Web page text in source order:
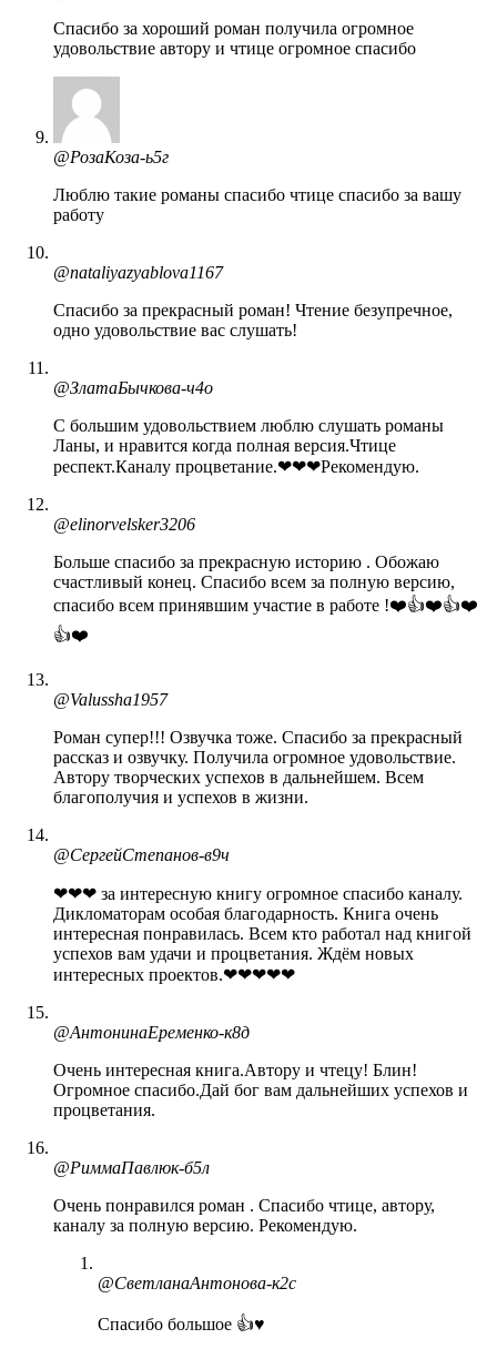
Спасибо за хороший роман получила огромное
удовольствие автору и чтице огромное спасибо
@РозаКоза-ь5г
Люблю такие романы спасибо чтице спасибо за вашу
работу
@nataliyazyablova1167
Спасибо за прекрасный роман! Чтение безупречное,
одно удовольствие вас слушать!
@ЗлатаБычкова-ч4о
С большим удовольствием люблю слушать романы
Ланы, и нравится когда полная версия.Чтице
респект.Каналу процветание.❤❤❤Рекомендую.
@elinorvelsker3206
Больше спасибо за прекрасную историю . Обожаю
счастливый конец. Спасибо всем за полную версию,
спасибо всем принявшим участие в работе !❤️👍❤️👍❤️
👍❤️
@Valussha1957
Роман супер!!! Озвучка тоже. Спасибо за прекрасный
рассказ и озвучку. Получила огромное удовольствие.
Автору творческих успехов в дальнейшем. Всем
благополучия и успехов в жизни.
@СергейСтепанов-в9ч
❤❤❤ за интересную книгу огромное спасибо каналу.
Дикломаторам особая благодарность. Книга очень
интересная понравилась. Всем кто работал над книгой
успехов вам удачи и процветания. Ждём новых
интересных проектов.❤❤❤❤❤
@АнтонинаЕременко-к8д
Очень интересная книга.Автору и чтецу! Блин!
Огромное спасибо.Дай бог вам дальнейших успехов и
процветания.
@РиммаПавлюк-б5л
Очень понравился роман . Спасибо чтице, автору,
каналу за полную версию. Рекомендую.
@СветланаАнтонова-к2с
Спасибо большое 👍♥️